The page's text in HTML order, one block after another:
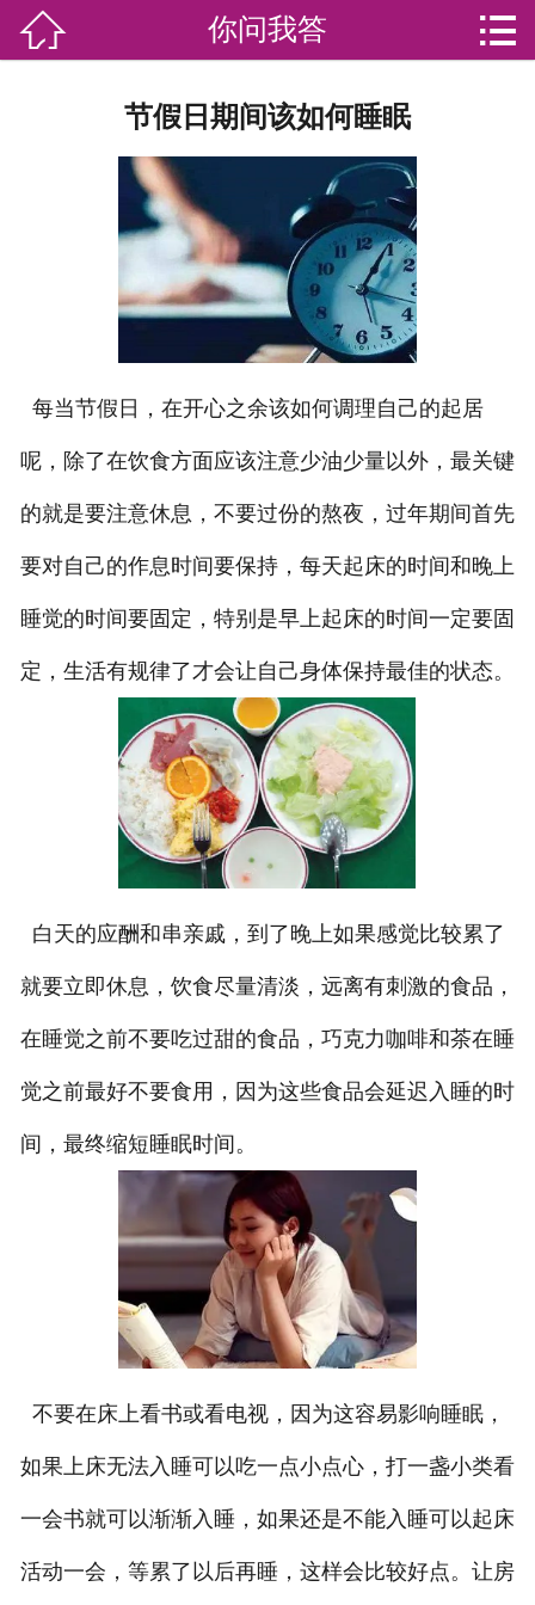
加盟苏家联
荣誉资质
家政资讯
你问我答
关于我们
联系我们
 你问我答 
节假日期间该如何睡眠
每当节假日，在开心之余该如何调理自己的起居
呢，除了在饮食方面应该注意少油少量以外，最关键
的就是要注意休息，不要过份的熬夜，过年期间首先
要对自己的作息时间要保持，每天起床的时间和晚上
睡觉的时间要固定，特别是早上起床的时间一定要固
定，生活有规律了才会让自己身体保持最佳的状态。
白天的应酬和串亲戚，到了晚上如果感觉比较累了
就要立即休息，饮食尽量清淡，远离有刺激的食品，
在睡觉之前不要吃过甜的食品，巧克力咖啡和茶在睡
觉之前最好不要食用，因为这些食品会延迟入睡的时
间，最终缩短睡眠时间。
不要在床上看书或看电视，因为这容易影响睡眠，
如果上床无法入睡可以吃一点小点心，打一盏小类看
一会书就可以渐渐入睡，如果还是不能入睡可以起床
活动一会，等累了以后再睡，这样会比较好点。让房